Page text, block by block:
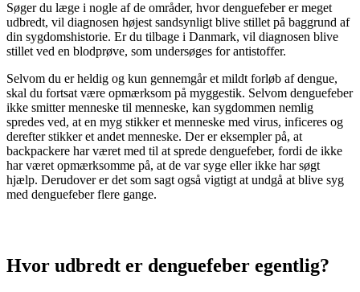
Søger du læge i nogle af de områder, hvor denguefeber er meget
udbredt, vil diagnosen højest sandsynligt blive stillet på baggrund af
din sygdomshistorie. Er du tilbage i Danmark, vil diagnosen blive
stillet ved en blodprøve, som undersøges for antistoffer.
Selvom du er heldig og kun gennemgår et mildt forløb af dengue,
skal du fortsat være opmærksom på myggestik. Selvom denguefeber
ikke smitter menneske til menneske, kan sygdommen nemlig
spredes ved, at en myg stikker et menneske med virus, inficeres og
derefter stikker et andet menneske. Der er eksempler på, at
backpackere har været med til at sprede denguefeber, fordi de ikke
har været opmærksomme på, at de var syge eller ikke har søgt
hjælp. Derudover er det som sagt også vigtigt at undgå at blive syg
med denguefeber flere gange.
Hvor udbredt er denguefeber egentlig?